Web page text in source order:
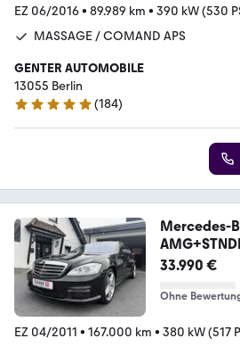
EZ 06/2016• 89.989 km • 390 kW (530
MASSAGE / COMAND APS
GENTER AUTOMOBILE
13055 Berlin
4.9 Sterne
(184)
Mercedes-
OLL
33.990 €
Ohne
EZ 04/2011 • 167.000 km • 380 kW (517